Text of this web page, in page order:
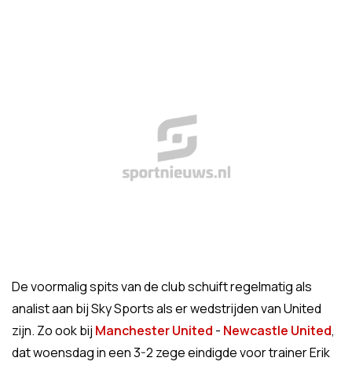
De voormalig spits van de club schuift regelmatig als
analist aan bij Sky Sports als er wedstrijden van United
zijn. Zo ook bij Manchester United - Newcastle United,
dat woensdag in een 3-2 zege eindigde voor trainer Erik